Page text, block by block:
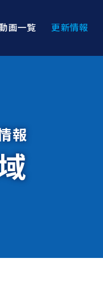
画一覧 更新情報
報